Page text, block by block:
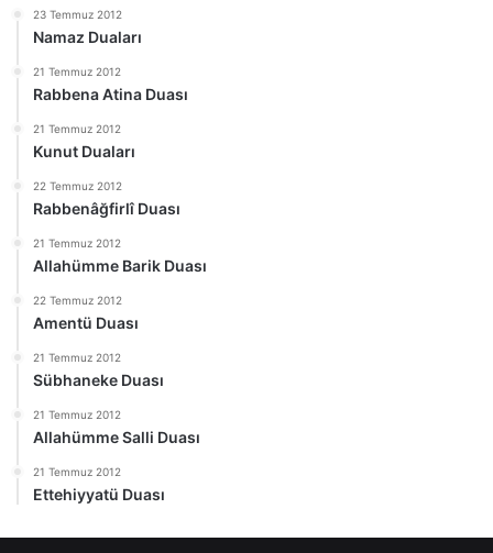
23 Temmuz 2012
Namaz Duaları
21 Temmuz 2012
Rabbena Atina Duası
21 Temmuz 2012
Kunut Duaları
22 Temmuz 2012
Rabbenâğfirlî Duası
21 Temmuz 2012
Allahümme Barik Duası
22 Temmuz 2012
Amentü Duası
21 Temmuz 2012
Sübhaneke Duası
21 Temmuz 2012
Allahümme Salli Duası
21 Temmuz 2012
Ettehiyyatü Duası